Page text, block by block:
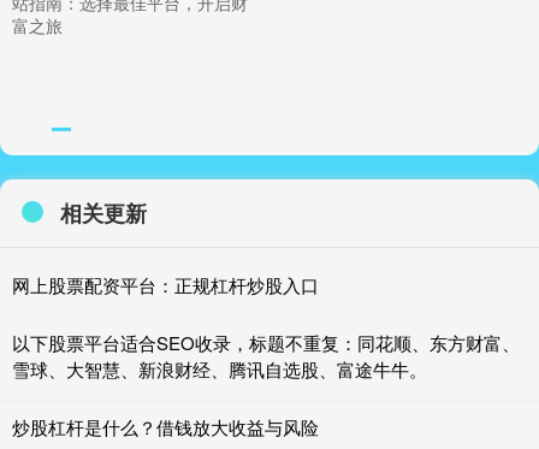
富之旅
相关更新
网上股票配资平台：正规杠杆炒股入口
以下股票平台适合SEO收录，标题不重复：同花顺、东方财富、
雪球、大智慧、新浪财经、腾讯自选股、富途牛牛。
炒股杠杆是什么？借钱放大收益与风险